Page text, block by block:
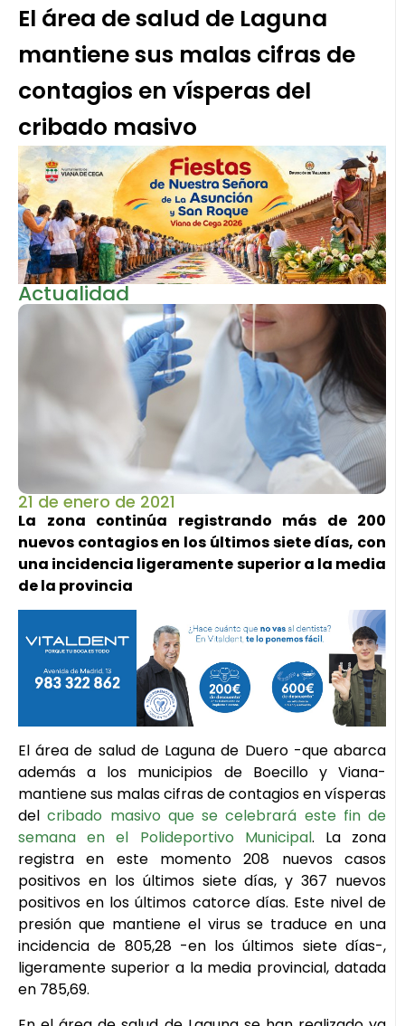
El área de salud de Laguna
mantiene sus malas cifras de
contagios en vísperas del
cribado masivo
Actualidad
21 de enero de 2021
La zona continúa registrando más de 200
nuevos contagios en los últimos siete días, con
una incidencia ligeramente superior a la media
de la provincia
El área de salud de Laguna de Duero -que abarca
además a los municipios de Boecillo y Viana-
mantiene sus malas cifras de contagios en vísperas
delcribado masivo que se celebrará este fin de
semana en el Polideportivo Municipal. La zona
registra en este momento 208 nuevos casos
positivos en los últimos siete días, y 367 nuevos
positivos en los últimos catorce días. Este nivel de
presión que mantiene el virus se traduce en una
incidencia de 805,28 -en los últimos siete días-,
ligeramente superior a la media provincial, datada
en 785,69.